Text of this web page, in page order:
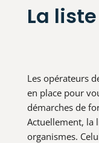
La liste
Les opérateurs
en place pour
démarches de
Actuellement, la
organismes.